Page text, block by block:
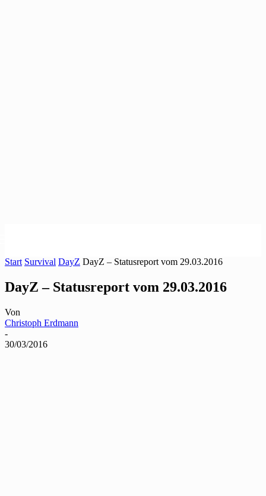
Start Survival DayZ DayZ – Statusreport vom 29.03.2016
DayZ – Statusreport vom 29.03.2016
Von
Christoph Erdmann
-
30/03/2016